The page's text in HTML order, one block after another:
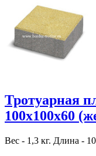
Тротуарная
100х100х60
Вес - 1,3 кг. Длина -